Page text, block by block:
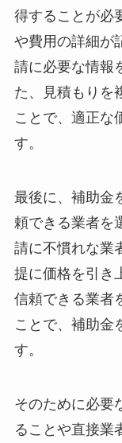
得することが必
や費用の詳細が
請に必要な情報
た、見積もりを
ことで、適正な
す。
最後に、補助金
頼できる業者を
請に不慣れな業
提に価格を引き
信頼できる業者
ことで、補助金
す。
そのために必要
ることや直接業